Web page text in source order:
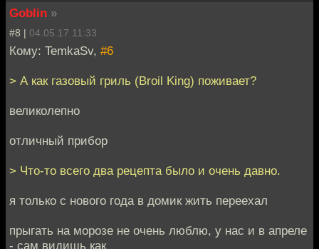
Goblin »
#8 | 04.05.17 11:33
Кому: TemkaSv, #6
> А как газовый гриль (Broil King) поживает?
великолепно
отличный прибор
> Что-то всего два рецепта было и очень давно.
я только с нового года в домик жить переехал
прыгать на морозе не очень люблю, у нас и в апреле
- сам видишь как